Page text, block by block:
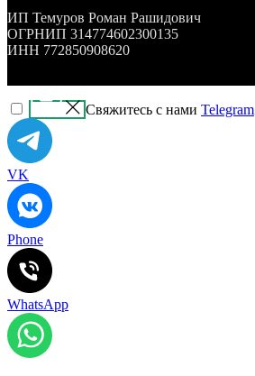
ИП Темуров Роман Рашидович
ОГРНИП 314774602300135
ИНН 772850908620
Свяжитесь с нами Telegram
VK
Phone
WhatsApp